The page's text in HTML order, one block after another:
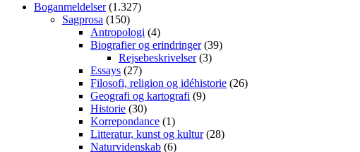
Boganmeldelser(1.327)
Sagprosa (150)
Antropologi (4)
Biografier og erindringer(39)
Rejsebeskrivelser(3)
Essays (27)
Filosofi, religion og idéhistorie (26)
Geografi og kartografi (9)
Historie (30)
Korrepondance (1)
Litteratur, kunst og kultur(28)
Naturvidenskab (6)